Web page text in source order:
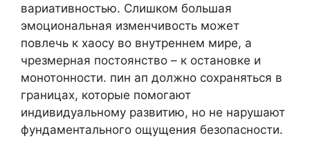
вариативностью. Слишком большая
эмоциональная изменчивость может
повлечь к хаосу во внутреннем мире, а
чрезмерная постоянство – к остановке и
монотонности. пин ап должно сохраняться в
границах, которые помогают
индивидуальному развитию, но не нарушают
фундаментального ощущения безопасности.